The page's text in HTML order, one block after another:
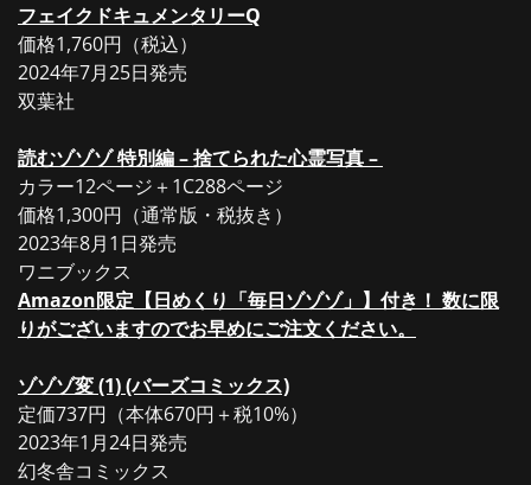
フェイクドキュメンタリーQ
価格1,760円（税込）
2024年7月25日発売
双葉社
読むゾゾゾ 特別編 – 捨てられた心霊写真 –
カラー12ページ＋1C288ページ
価格1,300円（通常版・税抜き）
2023年8月1日発売
ワニブックス
Amazon限定【日めくり「毎日ゾゾゾ」】付き！ 数に限
りがございますのでお早めにご注文ください。
ゾゾゾ変 (1) (バーズコミックス)
定価737円（本体670円＋税10%）
2023年1月24日発売
幻冬舎コミックス